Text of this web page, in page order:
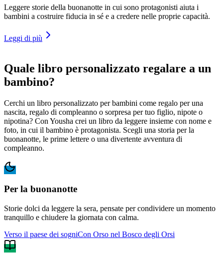
Leggere storie della buonanotte in cui sono protagonisti aiuta i
bambini a costruire fiducia in sé e a credere nelle proprie capacità.
Leggi di più
Quale libro personalizzato regalare a un
bambino?
Cerchi un libro personalizzato per bambini come regalo per una
nascita, regalo di compleanno o sorpresa per tuo figlio, nipote o
nipotina? Con Yousha crei un libro da leggere insieme con nome e
foto, in cui il bambino è protagonista. Scegli una storia per la
buonanotte, le prime lettere o una divertente avventura di
compleanno.
Per la buonanotte
Storie dolci da leggere la sera, pensate per condividere un momento
tranquillo e chiudere la giornata con calma.
Verso il paese dei sogniCon Orso nel Bosco degli Orsi